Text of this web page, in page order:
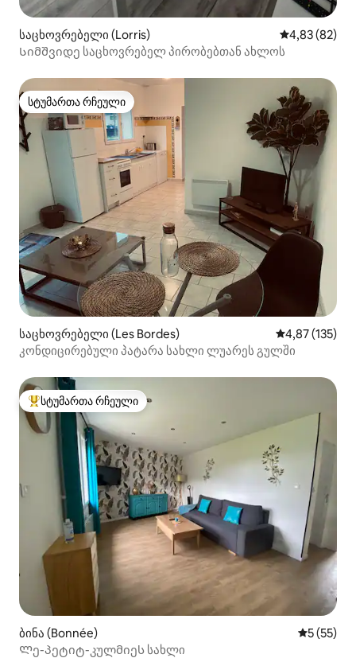
საცხოვრებელი (Lorris) საშუალო
4,83 (82)
Სიმშვიდე საცხოვრებელ პირობებთან ახლოს
სტუმართა რჩეული
სტუმართა რჩეული
საცხოვრებელი (Les Bordes) საშუალო
4,87 (135)
კონდიცირებული პატარა სახლი ლუარეს გულში
სტუმართა რჩეული მოწინავე ვარიანტი
სტუმართა რჩეული
ბინა (Bonnée) საშუალო
5 (55)
Ლე-პეტიტ-კულმიეს სახლი